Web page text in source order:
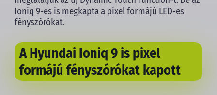
Ioniq 9-es is megkapta a pixel formájú LED-es
fényszórókat.
A Hyundai Ioniq 9 is pixel
formájú fényszórókat kapott